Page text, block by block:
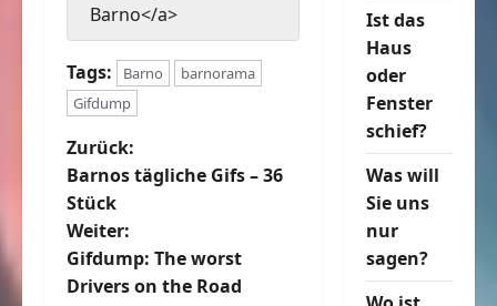
Barno</a>
Tags: Barno
barnorama
Gifdump
B
e
i
t
Zurück:
Barnos tägliche Gifs – 36
Stück
Weiter:
Gifdump: The worst
Drivers on the Road
Ist das
Haus
oder
Fenster
schief?
Was will
Sie uns
nur
sagen?